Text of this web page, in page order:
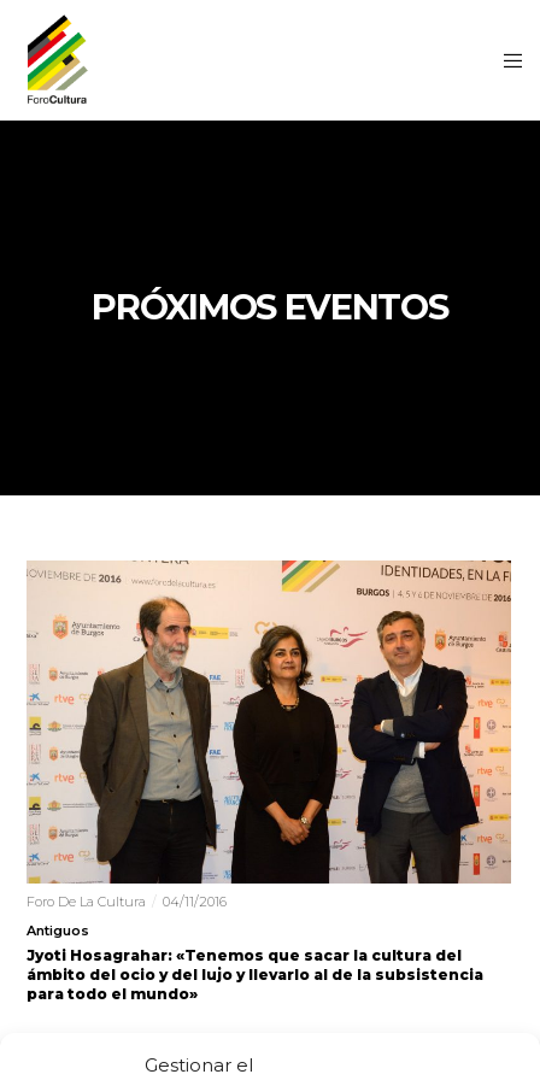
Gestionar el
PRÓXIMOS EVENTOS
Foro De La Cultura
04/11/2016
Antiguos
Jyoti Hosagrahar: «Tenemos que sacar la cultura del
ámbito del ocio y del lujo y llevarlo al de la subsistencia
para todo el mundo»
ámbito del ocio y del lujo y llevarlo al de…